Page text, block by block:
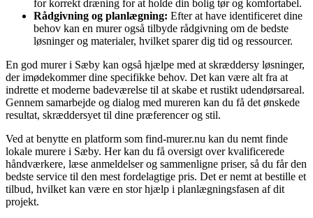
for korrekt dræning for at holde din bolig tør og komfortabel.
Rådgivning og planlægning: Efter at have identificeret dine
behov kan en murer også tilbyde rådgivning om de bedste
løsninger og materialer, hvilket sparer dig tid og ressourcer.
En god murer i Sæby kan også hjælpe med at skræddersy løsninger,
der imødekommer dine specifikke behov. Det kan være alt fra at
indrette et moderne badeværelse til at skabe et rustikt udendørsareal.
Gennem samarbejde og dialog med mureren kan du få det ønskede
resultat, skræddersyet til dine præferencer og stil.
Ved at benytte en platform som find-murer.nu kan du nemt finde
lokale murere i Sæby. Her kan du få oversigt over kvalificerede
håndværkere, læse anmeldelser og sammenligne priser, så du får den
bedste service til den mest fordelagtige pris. Det er nemt at bestille et
tilbud, hvilket kan være en stor hjælp i planlægningsfasen af dit
projekt.